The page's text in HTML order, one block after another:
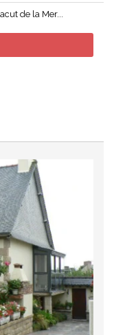
de la Mer...